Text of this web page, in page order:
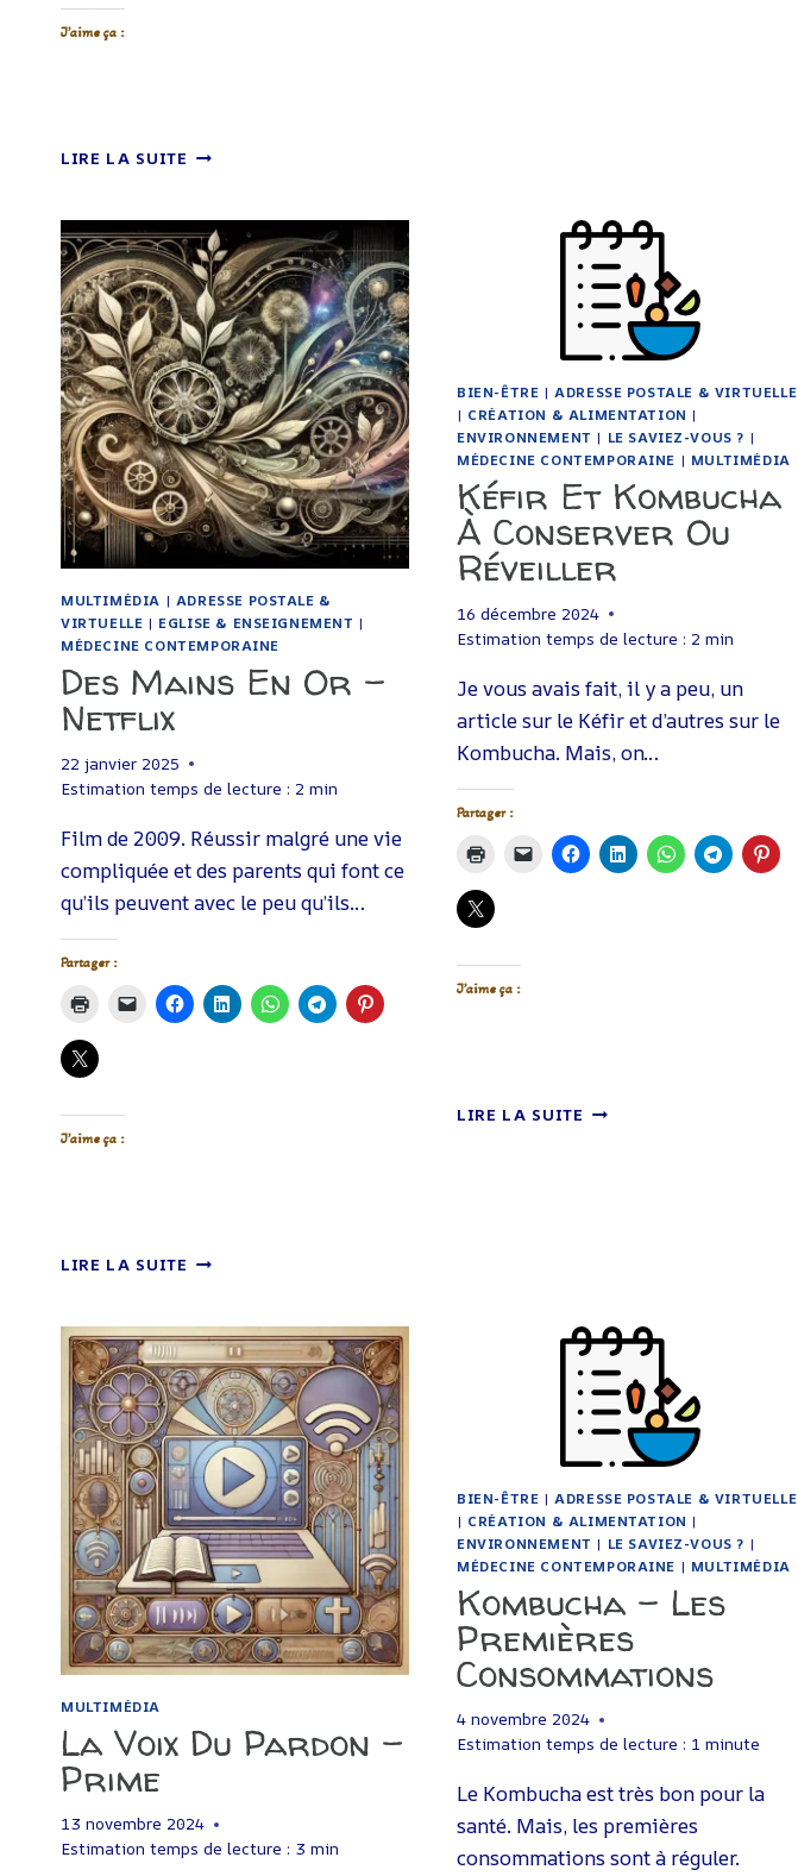
J’aime ça :
LIRE LA SUITE 90
PARADIS
–
PRIME
VIDÉO
MULTIMÉDIA | ADRESSE POSTALE &
VIRTUELLE | EGLISE & ENSEIGNEMENT |
MÉDECINE CONTEMPORAINE
Des Mains En Or –
Netflix
22 janvier 2025
Estimation temps de lecture : 2 min
Film de 2009. Réussir malgré une vie
compliquée et des parents qui font ce
qu’ils peuvent avec le peu qu’ils…
Partager :
J’aime ça :
LIRE LA SUITE DES
OR
–
NETFLIX
BIEN-ÊTRE |ADRESSE POSTALE & VIRTUELLE
| CRÉATION & ALIMENTATION |
ENVIRONNEMENT | LE SAVIEZ-VOUS ? |
MÉDECINE CONTEMPORAINE | MULTIMÉDIA
Kéfir Et Kombucha
À Conserver Ou
Réveiller
16 décembre 2024
Estimation temps de lecture : 2 min
Je vous avais fait, il y a peu, un
article sur le Kéfir et d’autres sur le
Kombucha. Mais, on…
Partager :
J’aime ça :
LIRE LA SUITE KÉFIR
MULTIMÉDIA
La Voix Du Pardon –
Prime
13 novembre 2024
Estimation temps de lecture : 3 min
BIEN-ÊTRE |ADRESSE POSTALE & VIRTUELLE
| CRÉATION & ALIMENTATION |
ENVIRONNEMENT | LE SAVIEZ-VOUS ? |
MÉDECINE CONTEMPORAINE | MULTIMÉDIA
Kombucha – Les
Premières
Consommations
4 novembre 2024
Estimation temps de lecture : 1 minute
Le Kombucha est très bon pour la
santé. Mais, les premières
consommations sont à réguler.